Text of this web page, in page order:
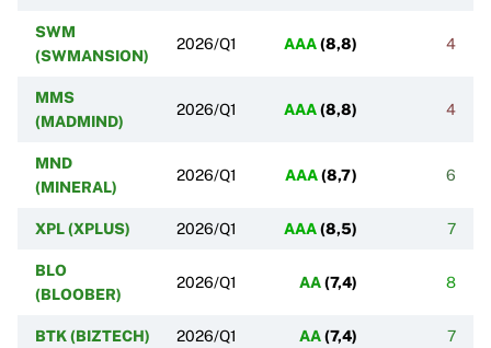
SWM
(SWMANSION)
2026/Q1 AAA(8,8) 4
MMS
(MADMIND)
2026/Q1 AAA(8,8) 4
MND
(MINERAL)
2026/Q1 AAA(8,7) 6
XPL (XPLUS) 2026/Q1 AAA(8,5) 7
BLO
(BLOOBER)
2026/Q1 AA(7,4) 8
BTK (BIZTECH) 2026/Q1 AA(7,4) 7